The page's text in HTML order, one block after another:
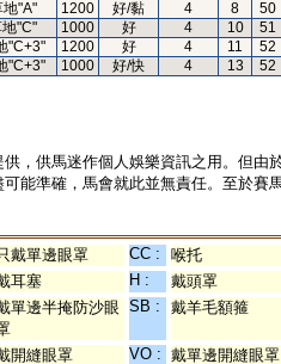
"A" 1200 好/黏 4 8
50
"C" 1000 好 4 10
51
"C+3" 1200 好 4 11
52
"C+3" 1000 好/快 4 13 52
，供馬迷作個人娛樂資訊之用。但
能準確，馬會就此並無責任。至於賽
戴單邊眼罩 CC :
喉托
耳塞 H :
戴頭罩
單邊半掩防沙眼 SB : 戴羊毛額箍
開縫眼罩 VO : 戴單邊開縫眼罩